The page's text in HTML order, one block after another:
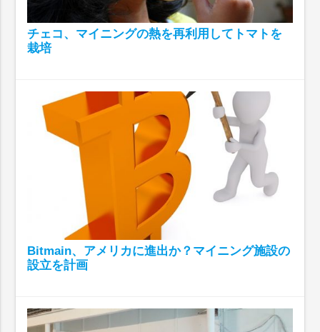
チェコ、マイニングの熱を再利用してトマトを
栽培
Bitmain、アメリカに進出か？マイニング施設の
設立を計画